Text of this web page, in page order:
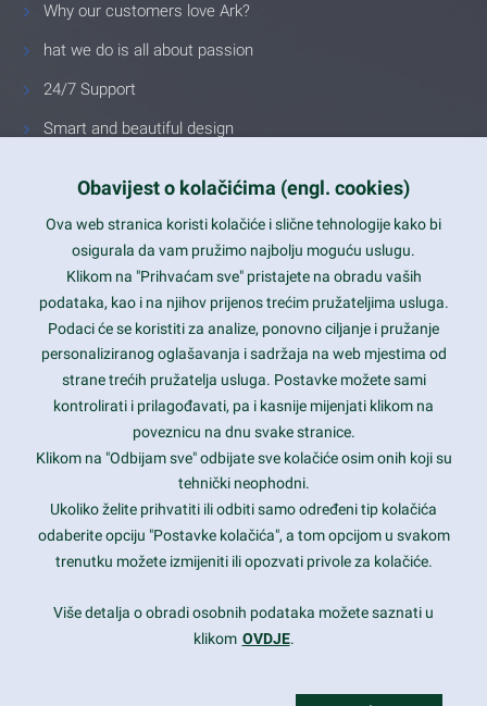
Why our customers love Ark?
hat we do is all about passion
24/7 Support
Smart and beautiful design
Latest trends and much more...
Contact Info
1600 Amphitheatre Parkway, Mountain View, CA 94043
prothemes.net@gmail.com
Daily: 9:00 am - 6:00 pm
Sunday: Closed
Copyright 2017FRESHFACE© All Rights Reserved
Obavijest o kolačićima (engl. cookies)
Ova web stranica koristi kolačiće i slične tehnologije kako bi
osigurala da vam pružimo najbolju moguću uslugu.
Klikom na "Prihvaćam sve" pristajete na obradu vaših
podataka, kao i na njihov prijenos trećim pružateljima usluga.
Podaci će se koristiti za analize, ponovno ciljanje i pružanje
personaliziranog oglašavanja i sadržaja na web mjestima od
strane trećih pružatelja usluga. Postavke možete sami
kontrolirati i prilagođavati, pa i kasnije mijenjati klikom na
poveznicu na dnu svake stranice.
Klikom na "Odbijam sve" odbijate sve kolačiće osim onih koji su
tehnički neophodni.
Ukoliko želite prihvatiti ili odbiti samo određeni tip kolačića
odaberite opciju "Postavke kolačića", a tom opcijom u svakom
trenutku možete izmijeniti ili opozvati privole za kolačiće.
Više detalja o obradi osobnih podataka možete saznati u
klikom OVDJE.